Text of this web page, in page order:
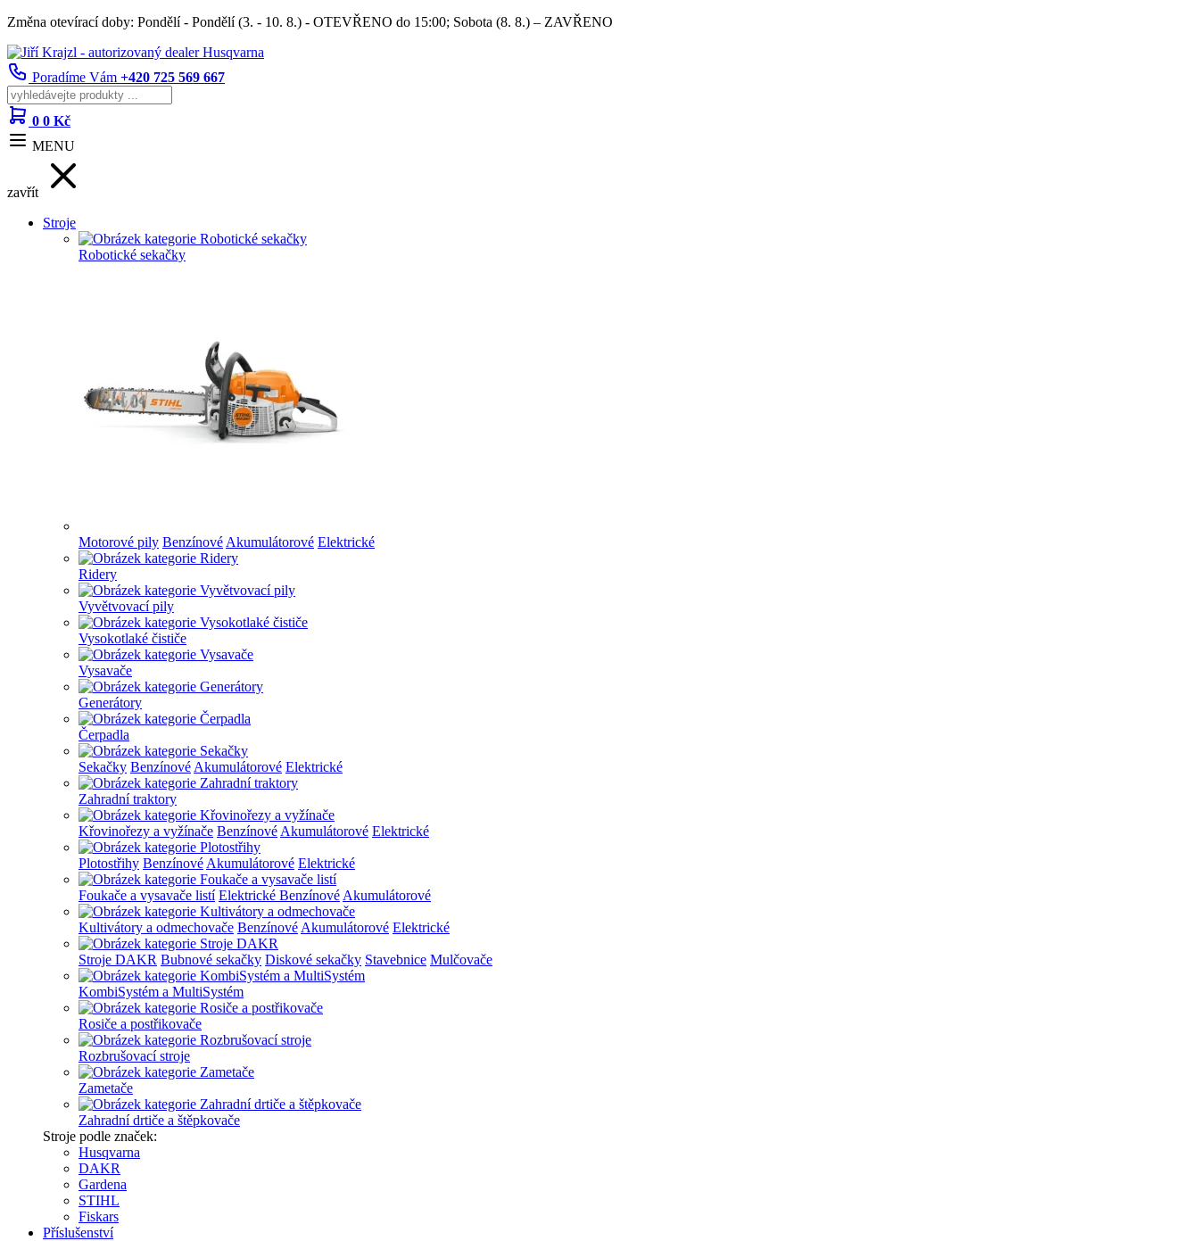
Změna otevírací doby: Pondělí - Pondělí (3. - 10. 8.) - OTEVŘENO do 15:00; Sobota (8. 8.) – ZAVŘENO
Poradíme Vám +420 725 569 667
0 0 Kč
MENU
zavřít
Stroje
Robotické sekačky
Motorové pily Benzínové Akumulátorové Elektrické
Ridery
Vyvětvovací pily
Vysokotlaké čističe
Vysavače
Generátory
Čerpadla
Sekačky Benzínové Akumulátorové Elektrické
Zahradní traktory
Křovinořezy a vyžínače Benzínové Akumulátorové Elektrické
Plotostřihy Benzínové Akumulátorové Elektrické
Foukače a vysavače listí Elektrické Benzínové Akumulátorové
Kultivátory a odmechovače Benzínové Akumulátorové Elektrické
Stroje DAKR Bubnové sekačky Diskové sekačky Stavebnice Mulčovače
KombiSystém a MultiSystém
Rosiče a postřikovače
Rozbrušovací stroje
Zametače
Zahradní drtiče a štěpkovače
Stroje podle značek:
Husqvarna
DAKR
Gardena
STIHL
Fiskars
Příslušenství